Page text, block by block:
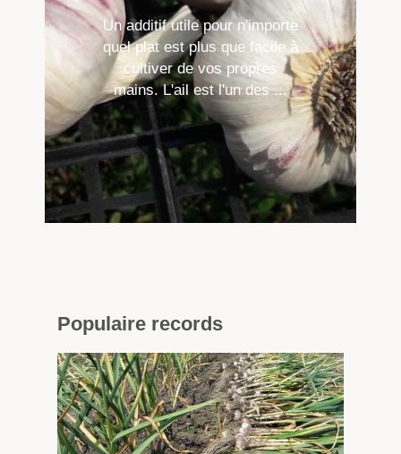
Un additif utile pour n'importe
quel plat est plus que facile à
cultiver de vos propres
mains. L'ail est l'un des ...
Populairerecords